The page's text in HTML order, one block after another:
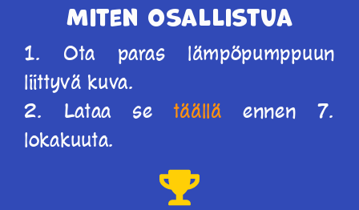
Miten osallistua
1. Ota paras lämpöpumppuun
liittyvä kuva.
2. Lataa setäällä ennen 7.
lokakuuta.